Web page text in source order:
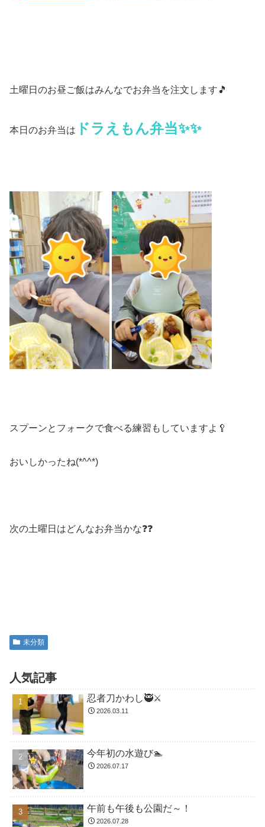
土曜日のお昼ご飯はみんなでお弁当を注文します🎵
本日のお弁当は ドラえもん弁当✨✨
スプーンとフォークで食べる練習もしていますよ🥄
おいしかったね(*^^*)
次の土曜日はどんなお弁当かな❓❓
未分類
人気記事
忍者刀かわし🥷⚔️
2026.03.11
今年初の水遊び🏊
2026.07.17
午前も午後も公園だ～！
2026.07.28